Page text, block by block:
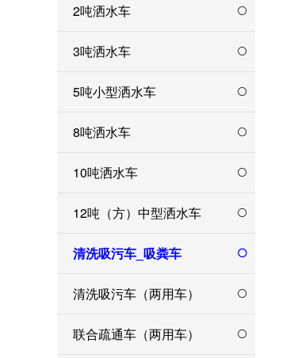
2吨洒水车
3吨洒水车
5吨小型洒水车
8吨洒水车
10吨洒水车
12吨（方）中型洒水车
清洗吸污车_吸粪车
清洗吸污车（两用车）
联合疏通车（两用车）